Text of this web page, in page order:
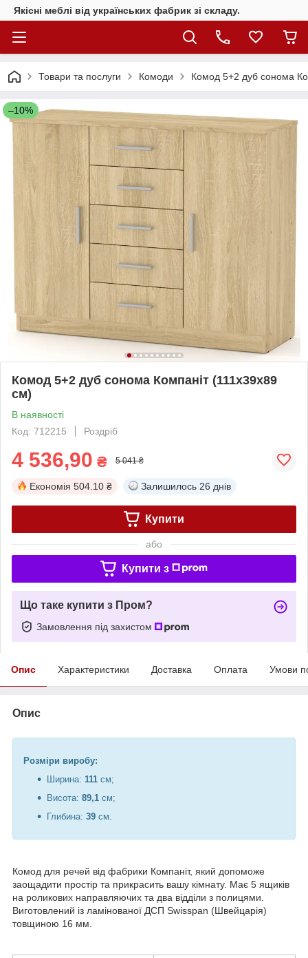
Якісні меблі від українських фабрик зі складу.
Товари та послуги Комоди Комод 5+2 дуб сонома
–10%
Комод 5+2 дуб сонома Компаніт (111х39х89
см)
В наявності
Код: 712215
Роздріб
4 536,90 ₴ 5 041 ₴
Економія 504.10 ₴ Залишилось 26 днів
Купити
або
Купити з
Що таке купити з Пром?
Замовлення під захистом
Опис Характеристики Доставка Оплата Умови
Опис
Розміри виробу:
Ширина: 111 см;
Висота: 89,1 см;
Глибина: 39 см.
Комод для речей від фабрики Компаніт, який допоможе
заощадити простір та прикрасить вашу кімнату. Має 5 ящиків
на роликових направляючих та два відділи з полицями.
Виготовлений із ламінованої ДСП Swisspan (Швейцарія)
товщиною 16 мм.